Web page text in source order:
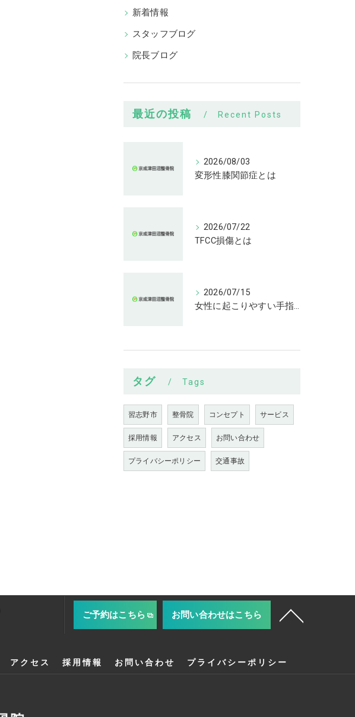
新着情報
スタッフブログ
院長ブログ
最近の投稿 Recent Posts
2026/08/03
変形性膝関節症とは
2026/07/22
TFCC損傷とは
2026/07/15
女性に起こりやすい手指の変形とは
タグ Tags
習志野市 整骨院 コンセプト サービス
採用情報 アクセス お問い合わせ
プライバシーポリシー 交通事故
ご予約はこちら お問い合わせはこちら
アクセス 採用情報 お問い合わせ プライバシーポリシー